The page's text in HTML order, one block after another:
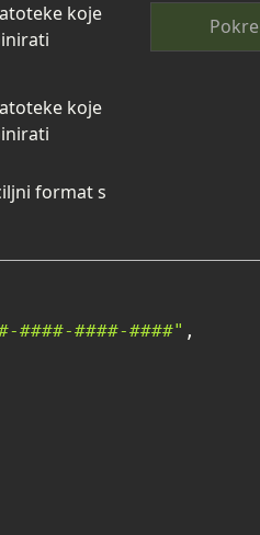
koje
koje
format s
####-####-####" ,